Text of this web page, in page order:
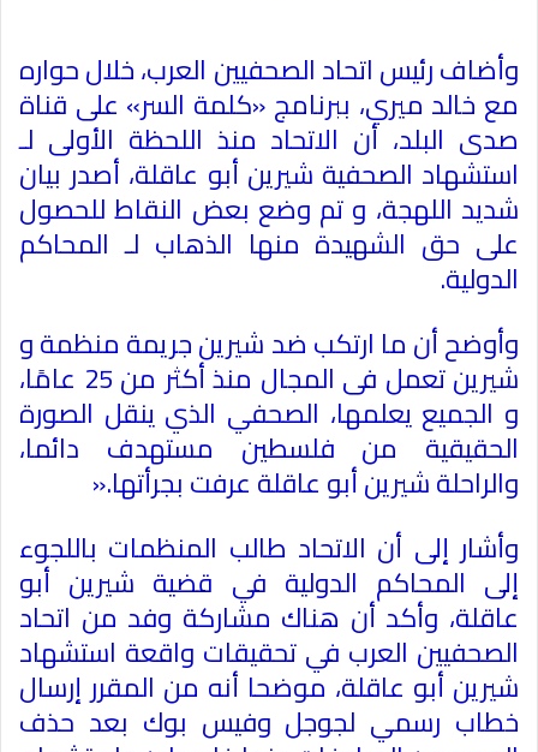
وأضاف رئيس اتحاد الصحفيين العرب، خلال حواره
مع خالد ميري، ببرنامج «كلمة السر» على قناة
صدى البلد، أن الاتحاد منذ اللحظة الأولى لـ
استشهاد الصحفية شيرين أبو عاقلة، أصدر بيان
شديد اللهجة، و تم وضع بعض النقاط للحصول
على حق الشهيدة منها الذهاب لـ المحاكم
الدولية.
وأوضح أن ما ارتكب ضد شيرين جريمة منظمة و
شيرين تعمل فى المجال منذ أكثر من 25 عامًا،
و الجميع يعلمها، الصحفي الذي ينقل الصورة
الحقيقية من فلسطين مستهدف دائما،
والراحلة شيرين أبو عاقلة عرفت بجرأتها».
وأشار إلى أن الاتحاد طالب المنظمات باللجوء
إلى المحاكم الدولية في قضية شيرين أبو
عاقلة، وأكد أن هناك مشاركة وفد من اتحاد
الصحفيين العرب في تحقيقات واقعة استشهاد
شيرين أبو عاقلة، موضحا أنه من المقرر إرسال
خطاب رسمي لجوجل وفيس بوك بعد حذف